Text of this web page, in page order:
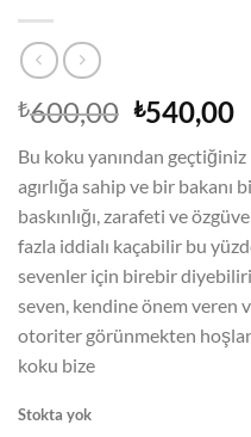
₺600,00 Orijinal
fiyat:
₺600,00.
₺540,00Şu
Bu koku yanından
agırlığa sahip ve bir bakanı
baskınlığı, zarafeti ve
fazla iddialı kaçabilir bu
sevenler için birebir
seven, kendine önem veren
otoriter görünmekten
koku bize
Stokta yok